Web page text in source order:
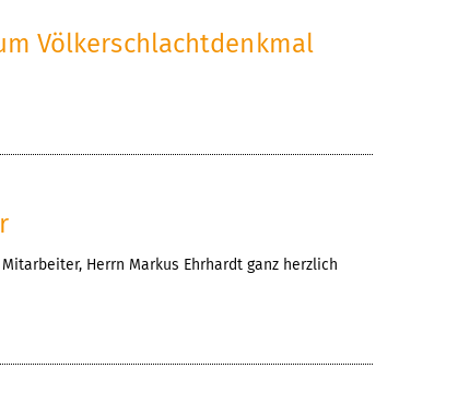
Völkerschlachtdenkmal
Herrn Markus Ehrhardt ganz herzlich